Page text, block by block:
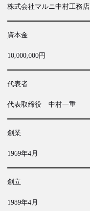
株式会社マルニ中村工務店
資本金
10,000,000円
代表者
代表取締役 中村一重
創業
1969年4月
創立
1989年4月